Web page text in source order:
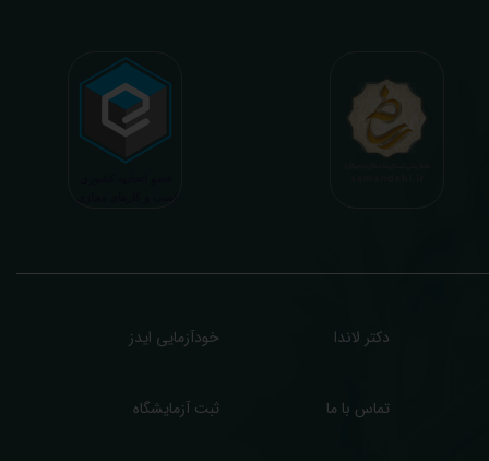
بیمه ها، افزایش تمایل افراد به انجام آزمایش (با دریافت اطلاعاتی دقیقتر، کاربردی، قابل
و شخصی سازی شده) میگردد. تا درنهایت به جامعه ای سالم تر برای تبدیل شدن به
پیشرفته (دیر و زود داره سوخت و سوز نداره...) برسیم. قابل ذکر است که جواب
آنلاین به نتایج هیچ یک از کاربران بصورت مستقیم دسترسی ندارد و موارد تفسیر نیز
با درخواست و ارسال خود کاربر انجام میگیرد و ما تابع اصول اخلاق پزشکی و حرفه ای
دکتر لاندا خودآزمایی ایدز
ثبت آزمایشگاه تماس با ما